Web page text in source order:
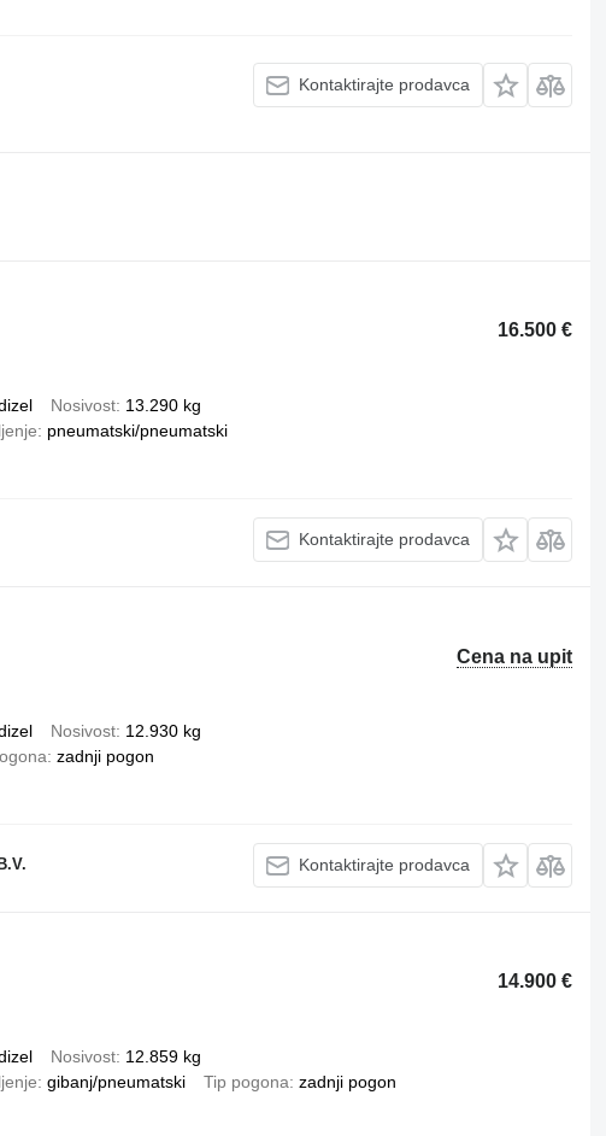
Kontaktirajte prodavca
16.500 €
Nosivost 13.290 kg
pneumatski/pneumatski
Kontaktirajte prodavca
Cena na upit
Nosivost 12.930 kg
zadnji pogon
Kontaktirajte prodavca
14.900 €
Nosivost 12.859 kg
gibanj/pneumatski Tip pogona zadnji pogon